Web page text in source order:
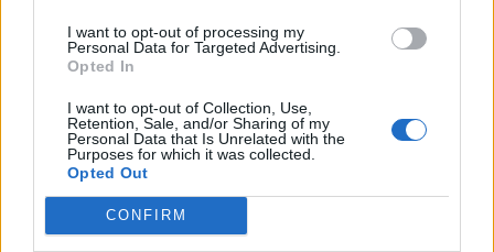
I want to opt-out of processing my
Personal Data for Targeted Advertising.
Opted In
I want to opt-out of Collection, Use,
Retention, Sale, and/or Sharing of my
Personal Data that Is Unrelated with the
Purposes for which it was collected.
Opted Out
CONFIRM